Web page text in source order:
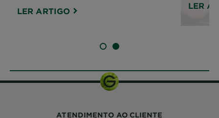
LER ARTIGO
LER
SLIDE 1SLIDE 2
ATENDIMENTO AO CLIENTE